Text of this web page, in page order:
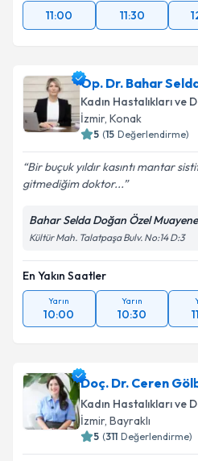
11:00
11:30
Op. Dr. Bahar
Kadın Hastalıkları ve
İzmir, Konak
5 (15 Değerlendirme)
Bir buçuk yıldır kasıntı mantar
gitmediğim doktor...
Bahar Selda Doğan Özel
Kültür Mah. Talatpaşa Bulv. No:14 D:3
En Yakın Saatler
Yarın
10:00
Yarın
10:30
Doç. Dr. Ceren
Kadın Hastalıkları ve
İzmir, Bayraklı
5 (311 Değerlendirme)